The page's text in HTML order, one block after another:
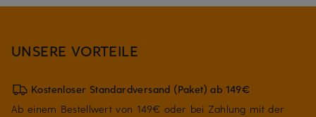
UNSERE VORTEILE
Kostenloser Standardversand (Paket) ab 149€
Ab einem Bestellwert von 149€ oder bei Zahlung mit der